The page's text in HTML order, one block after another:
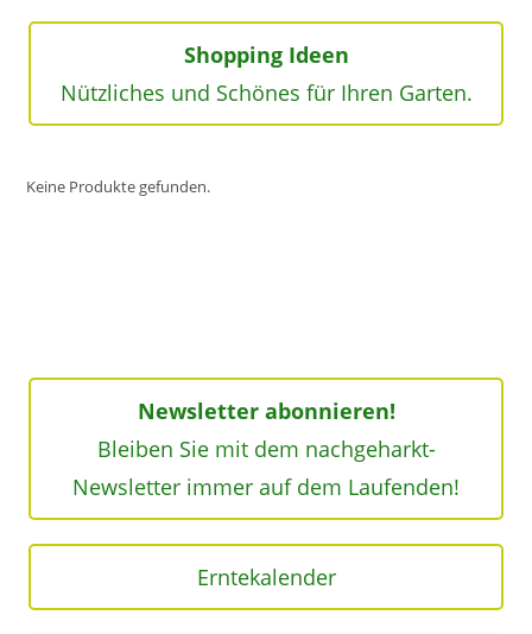
Shopping Ideen
Nützliches und Schönes für Ihren Garten.
Keine Produkte gefunden.
Newsletter abonnieren!
Bleiben Sie mit dem nachgeharkt-
Newsletter immer auf dem Laufenden!
Erntekalender